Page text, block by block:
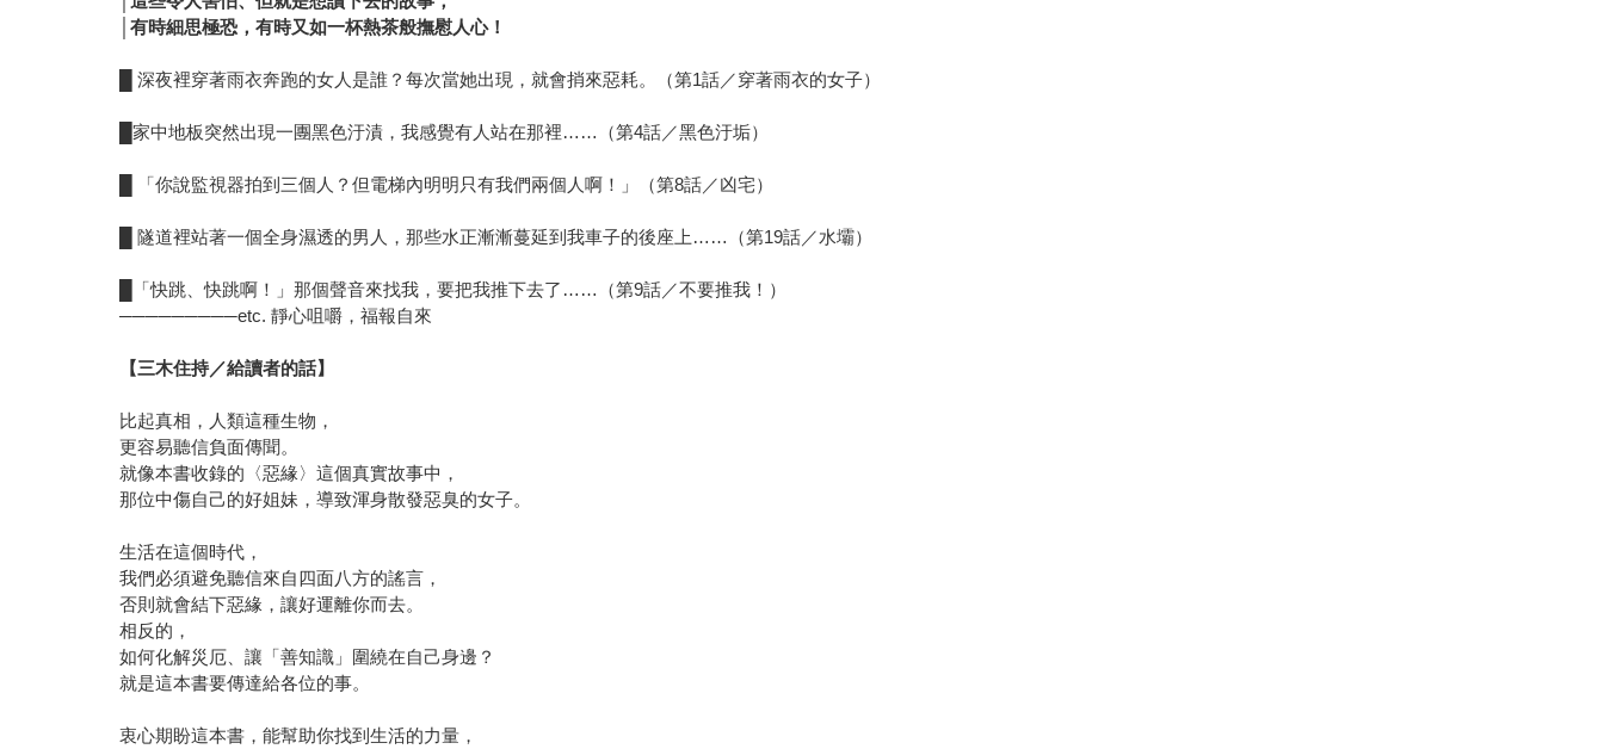
│有時細思極恐，有時又如一杯熱茶般撫慰人心！
█ 深夜裡穿著雨衣奔跑的女人是誰？每次當她出現，就會捎來惡耗。（第1話／穿著雨衣的女子）
█家中地板突然出現一團黑色汙漬，我感覺有人站在那裡……（第4話／黑色汙垢）
█ 「你說監視器拍到三個人？但電梯內明明只有我們兩個人啊！」（第8話／凶宅）
█ 隧道裡站著一個全身濕透的男人，那些水正漸漸蔓延到我車子的後座上……（第19話／水壩）
█「快跳、快跳啊！」那個聲音來找我，要把我推下去了……（第9話／不要推我！）
─────────etc. 靜心咀嚼，福報自來
【三木住持／給讀者的話】
比起真相，人類這種生物，
更容易聽信負面傳聞。
就像本書收錄的〈惡緣〉這個真實故事中，
那位中傷自己的好姐妹，導致渾身散發惡臭的女子。
生活在這個時代，
我們必須避免聽信來自四面八方的謠言，
否則就會結下惡緣，讓好運離你而去。
相反的，
如何化解災厄、讓「善知識」圍繞在自己身邊？
就是這本書要傳達給各位的事。
衷心期盼這本書，能幫助你找到生活的力量，